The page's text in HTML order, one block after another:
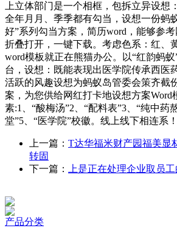
上立体部门是一个相框，包拆立异设想
全年月月、季季都有勾当，设想一份蚂
好”系列勾当方案，简历word，能够参
折叠打开，一键下载。考虑色系：红、
word模板就正在熊猫办公。以“红韵蚂
台，设想：既能表现出医学院传承西医
活跃的风趣设想为蚂蚁岛管委会策齐截
案，为您供给网红打卡地设想方案Word
素:1、“酸梅汤”2、“配料表”3、“纯中药
堂”5、“医学院”校徽。线上线下相连系！
上一篇： T达华福米财产园福美显
转固
下一篇：
上是正在处理企业取员
产品分类